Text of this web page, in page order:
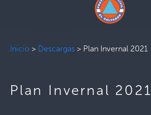
Inicio > Descargas > Plan Invernal 2021
Plan Invernal 2021